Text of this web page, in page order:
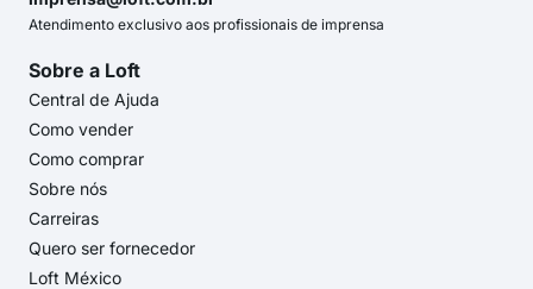
Atendimento exclusivo aos profissionais de imprensa
Sobre a Loft
Central de Ajuda
Como vender
Como comprar
Sobre nós
Carreiras
Quero ser fornecedor
Loft México